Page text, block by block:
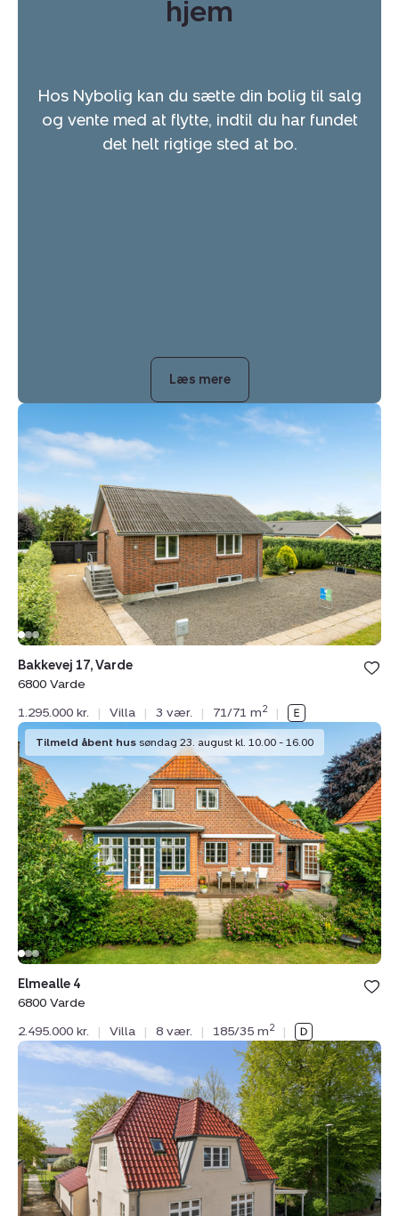
hjem
Hos Nybolig kan du sætte din bolig til salg
og vente med at flytte, indtil du har fundet
det helt rigtige sted at bo.
Læs mere
Bakkevej
17,
Varde
Bakkevej 17, Varde
6800 Varde
1.295.000 kr.
| Villa | 3 vær. | 71/71 m2 |
Villa:
Elmealle
4,
6800
Varde
Tilmeld åbent hus søndag 23. august kl. 10.00 - 16.00
Elmealle 4
6800 Varde
2.495.000 kr.
| Villa | 8 vær. | 185/35 m2 |
Villa:
7200
Grindsted